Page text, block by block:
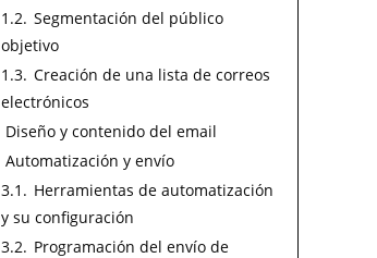
1.2. Segmentación del público
objetivo
1.3. Creación de una lista de correos
electrónicos
Diseño y contenido del email
Automatización y envío
3.1. Herramientas de automatización
y su configuración
3.2. Programación del envío de